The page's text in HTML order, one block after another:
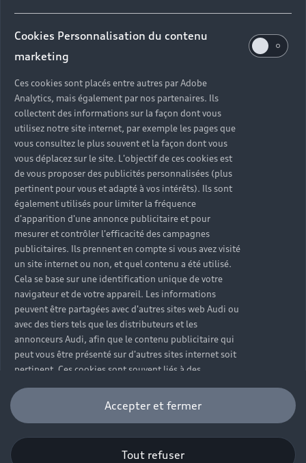
Espace Client Audi Financial Services
Heycar
SUV société
Flotte automobile
TVS
Audi connect
Informations client
Functions on Demand
Action de Service EA 189
Audi Assistance
Campagne de rappel Airbag Takata
Mise à jour logiciel
Notre vision
Audi Sport
myAudi experience
Audi Shop : Boutique Officielle
Espace actualités Audi
Carrières
Espace Presse
© 2026 Audi France. Tous droits réservés.
Mentions légales
Gérer vos cookies
Politique de confidentialité
Système de lanceur d'alerte
Fiche produit environnementale
Devis & RDV entretien en ligne
Demande d'information
Carrières
Opérateurs indépendants
Réseau Audi
Recevez toute l'actualité Audi
Mentions légales AUDI AG
Déclaration d'accessibilité
Règlement sur les données
Certains des équipements et options présentés sur les
visuels peuvent ne pas être disponibles en France. Pour
plus d’informations, rapprochez-vous de votre
Partenaire Audi.
Autonomie maximale, selon norme WLTP. Le temps de
recharge et l'autonomie peuvent varier selon les
motorisations, les modèles et en fonction de la borne
de recharge à laquelle le véhicule est connecté, ainsi
que de l’autonomie restante du véhicule, de la
Accepter et fermer
Tout refuser
Cookies Personnalisation du contenu
marketing
Ces cookies sont placés entre autres par Adobe
Analytics, mais également par nos partenaires. Ils
collectent des informations sur la façon dont vous
utilisez notre site internet, par exemple les pages que
vous consultez le plus souvent et la façon dont vous
vous déplacez sur le site. L'objectif de ces cookies est
de vous proposer des publicités personnalisées (plus
pertinent pour vous et adapté à vos intérêts). Ils sont
également utilisés pour limiter la fréquence
d'apparition d'une annonce publicitaire et pour
mesurer et contrôler l'efficacité des campagnes
publicitaires. Ils prennent en compte si vous avez visité
un site internet ou non, et quel contenu a été utilisé.
Cela se base sur une identification unique de votre
navigateur et de votre appareil. Les informations
peuvent être partagées avec d'autres sites web Audi ou
avec des tiers tels que les distributeurs et les
annonceurs Audi, afin que le contenu publicitaire qui
peut vous être présenté sur d'autres sites internet soit
pertinent. Ces cookies sont souvent liés à des
approprié. Veuillez noter que vous pouvez à tout
moment retirer votre consentement à l'installation de
Pour l’utilisation d’Adobe Analytics, celui-ci inclut